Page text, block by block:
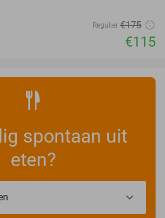
Regulier €175
€115
spontaan uit
eten?